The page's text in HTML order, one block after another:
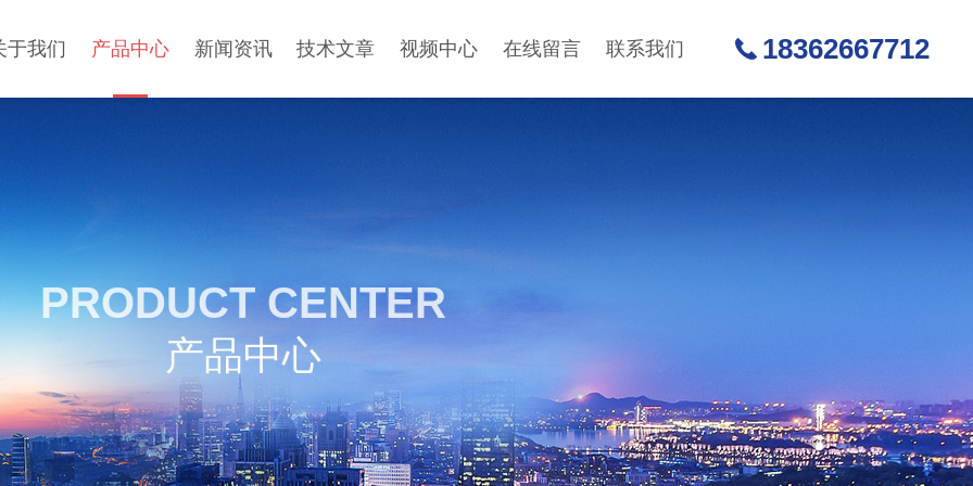
于我们 产品中心 新闻资讯 技术文章 视频中心 在线留言 联系我们 18362667712
PRODUCT CENTER
产品中心